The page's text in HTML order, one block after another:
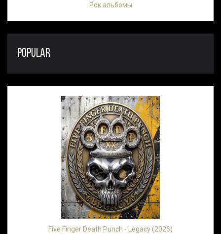
Рок альбомы
POPULAR
Five Finger Death Punch - Legacy (2026)